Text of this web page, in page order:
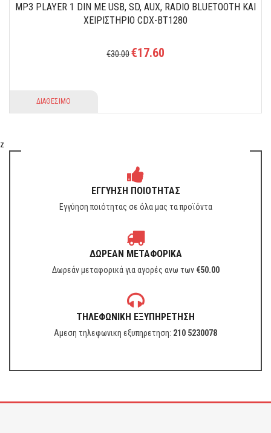
MP3 PLAYER 1 DIN ΜΕ USB, SD, AUX, RADIO BLUETOOTH ΚΑΙ
ΧΕΙΡΙΣΤHΡΙΟ CDX-BT1280
€30.00€17.60
ΔΙΑΘΕΣΙΜΟ
z
ΕΓΓΥΗΣΗ ΠΟΙΟΤΗΤΑΣ
Εγγύηση ποιότητας σε όλα μας τα προϊόντα
ΔΩΡΕΑΝ ΜΕΤΑΦΟΡΙΚΑ
Δωρεάν μεταφορικά για αγορές ανω των €50.00
ΤΗΛΕΦΩΝΙΚΗ ΕΞΥΠΗΡΕΤΗΣΗ
Αμεση τηλεφωνικη εξυπηρετηση: 210 5230078